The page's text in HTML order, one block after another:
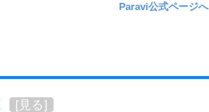
Paravi公式ページへ
[見る]